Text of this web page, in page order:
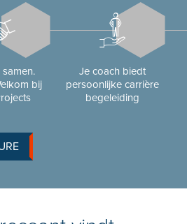
samen.
bij
Je coach biedt
persoonlijke carrière
begeleiding